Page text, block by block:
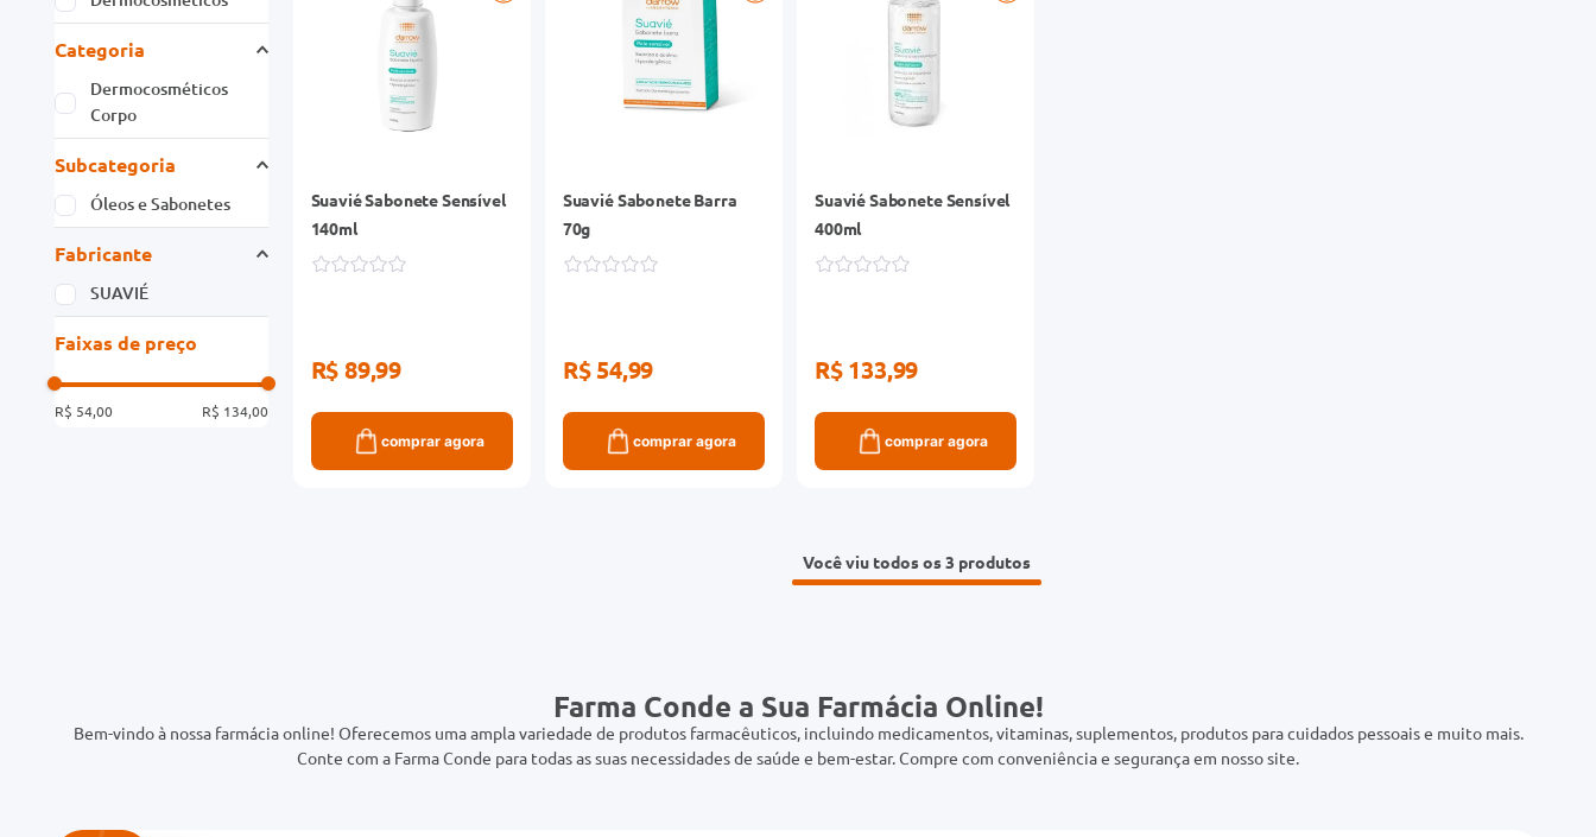
Categoria
Dermocosméticos
Corpo
Subcategoria
Óleos e Sabonetes
Fabricante
SUAVIÉ
Faixas de preço
R$ 54,00 R$ 134,00
Suavié Sabonete Sensível
140ml
R$ 89,99
comprar agora
Suavié Sabonete Barra
70g
R$ 54,99
comprar agora
Suavié Sabonete Sensível
400ml
R$ 133,99
comprar agora
Você viu todos os 3
Farma Conde a Sua Farmácia Online!
Bem-vindo à nossa farmácia online! Oferecemos uma ampla variedade de produtos farmacêuticos, incluindo medicamentos, vitaminas, suplementos, produtos para cuidados pessoais e muito mais.
Conte com a Farma Conde para todas as suas necessidades de saúde e bem-estar. Compre com conveniência e segurança em nosso site.